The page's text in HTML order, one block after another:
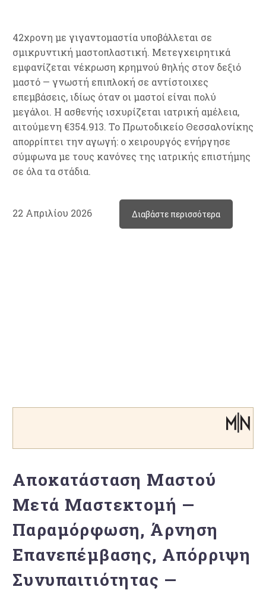
42χρονη με γιγαντομαστία υποβάλλεται σε
σμικρυντική μαστοπλαστική. Μετεγχειρητικά
εμφανίζεται νέκρωση κρημνού θηλής στον δεξιό
μαστό — γνωστή επιπλοκή σε αντίστοιχες
επεμβάσεις, ιδίως όταν οι μαστοί είναι πολύ
μεγάλοι. Η ασθενής ισχυρίζεται ιατρική αμέλεια,
αιτούμενη €354.913. Το Πρωτοδικείο Θεσσαλονίκης
απορρίπτει την αγωγή: ο χειρουργός ενήργησε
σύμφωνα με τους κανόνες της ιατρικής επιστήμης
σε όλα τα στάδια.
22 Απριλίου 2026 Διαβάστε περισσότερα
Αποκατάσταση Μαστού
Μετά Μαστεκτομή —
Παραμόρφωση, Άρνηση
Επανεπέμβασης, Απόρριψη
Συνυπαιτιότητας —